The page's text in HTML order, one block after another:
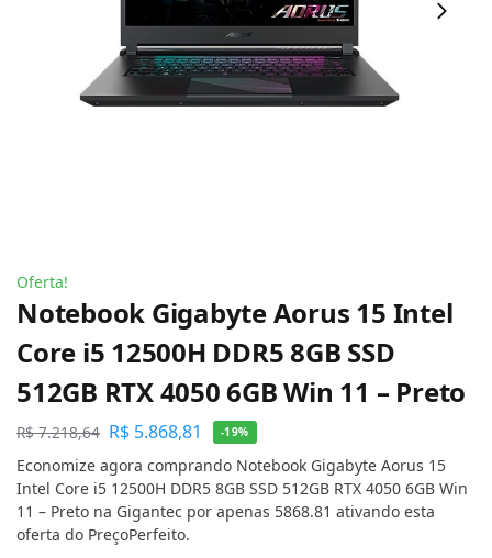
Oferta!
Notebook Gigabyte Aorus 15 Intel
Core i5 12500H DDR5 8GB SSD
512GB RTX 4050 6GB Win 11 – Preto
R$7.218,64 R$ 5.868,81 -19%
Economize agora comprando Notebook Gigabyte Aorus 15
Intel Core i5 12500H DDR5 8GB SSD 512GB RTX 4050 6GB Win
11 – Preto na Gigantec por apenas 5868.81 ativando esta
oferta do PreçoPerfeito.